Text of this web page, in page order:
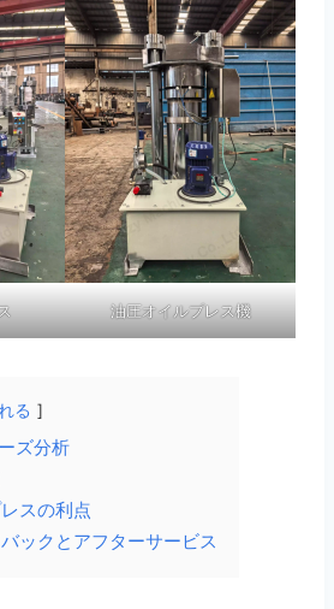
油圧オイルプレス機
る
ズ分析
スの利点
ックとアフターサービス